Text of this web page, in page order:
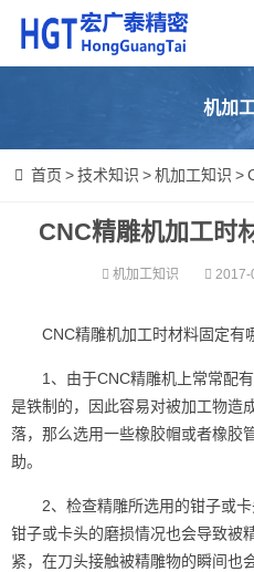
机加
首页 >技术知识 >机加工知识 >
CNC精雕机加工时
机加工知识 2017-
CNC精雕机加工时材料固定有
1、由于CNC精雕机上常常配
是铁制的，因此容易对被加工物造
落，那么选用一些橡胶帽或者橡胶
助。
2、检查精雕所选用的钳子或
钳子或卡头的磨损情况也会导致被
紧，在刀头接触被精雕物的瞬间也